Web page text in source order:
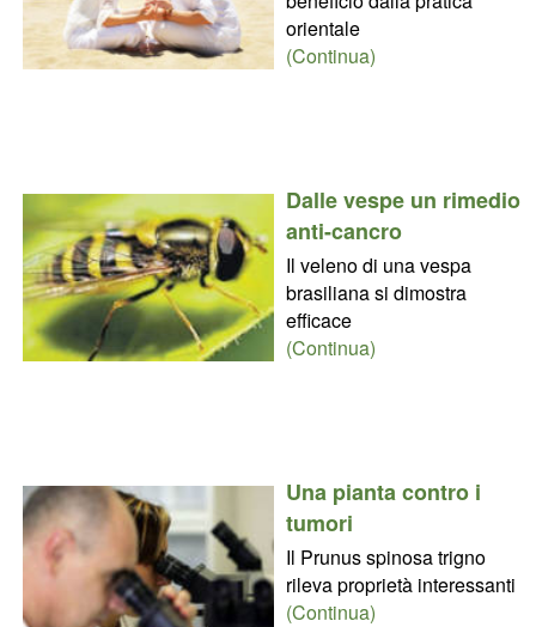
orientale
(Continua)
Dalle vespe un rimedio
anti-cancro
Il veleno di una vespa
brasiliana si dimostra
efficace
(Continua)
Una pianta contro i
tumori
Il Prunus spinosa trigno
rileva proprietà interessanti
(Continua)